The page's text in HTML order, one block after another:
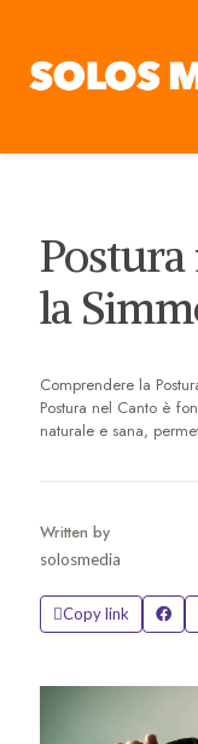
la
Comprendere la
Postura nel Canto è
naturale e sana,
Written by
solosmedia
Copy link